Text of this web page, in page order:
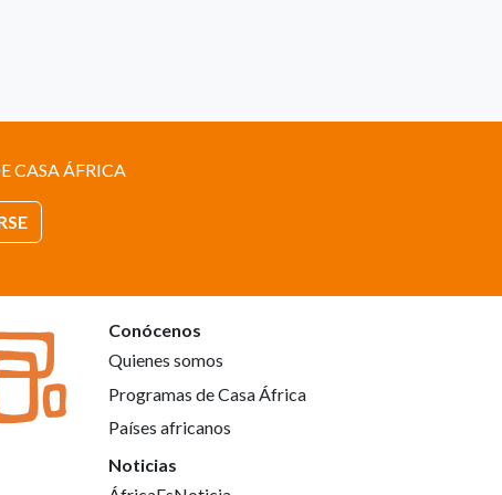
CASA ÁFRICA
Conócenos
Quienes somos
Programas de Casa África
Países africanos
Noticias